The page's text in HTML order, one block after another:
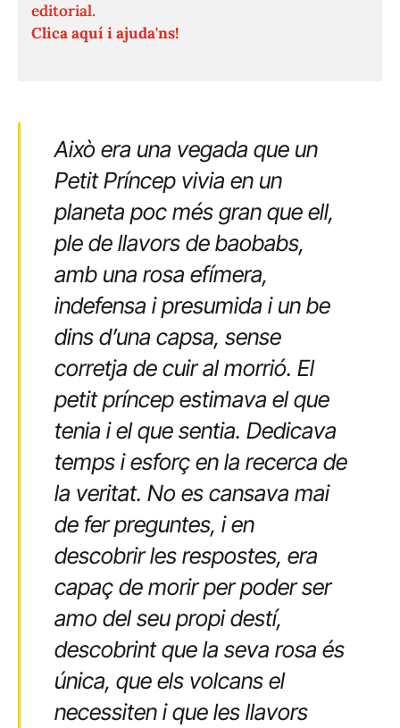
editorial.
Clica aquí i ajuda'ns!
Això era una vegada que un
Petit Príncep vivia en un
planeta poc més gran que ell,
ple de llavors de baobabs,
amb una rosa efímera,
indefensa i presumida i un be
dins d’una capsa, sense
corretja de cuir al morrió. El
petit príncep estimava el que
tenia i el que sentia. Dedicava
temps i esforç en la recerca de
la veritat. No es cansava mai
de fer preguntes, i en
descobrir les respostes, era
capaç de morir per poder ser
amo del seu propi destí,
descobrint que la seva rosa és
única, que els volcans el
necessiten i que les llavors